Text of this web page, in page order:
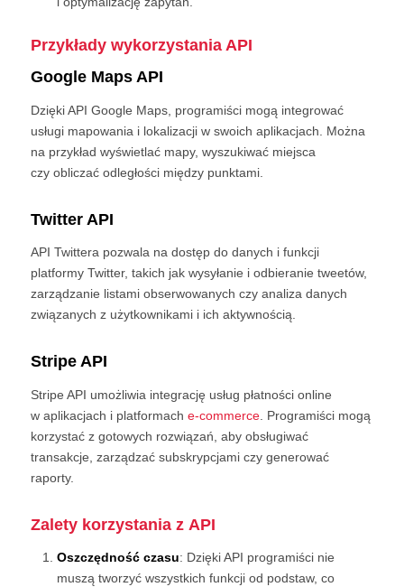
Przykłady wykorzystania API
Google Maps API
Dzięki API Google Maps, programiści mogą integrować
usługi mapowania i lokalizacji w swoich aplikacjach. Można
na przykład wyświetlać mapy, wyszukiwać miejsca
czy obliczać odległości między punktami.
Twitter API
API Twittera pozwala na dostęp do danych i funkcji
platformy Twitter, takich jak wysyłanie i odbieranie tweetów,
zarządzanie listami obserwowanych czy analiza danych
związanych z użytkownikami i ich aktywnością.
Stripe API
Stripe API umożliwia integrację usług płatności online
w aplikacjach i platformach e-commerce. Programiści mogą
korzystać z gotowych rozwiązań, aby obsługiwać
transakcje, zarządzać subskrypcjami czy generować
raporty.
Zalety korzystania z API
Oszczędność czasu: Dzięki API programiści nie
muszą tworzyć wszystkich funkcji od podstaw, co